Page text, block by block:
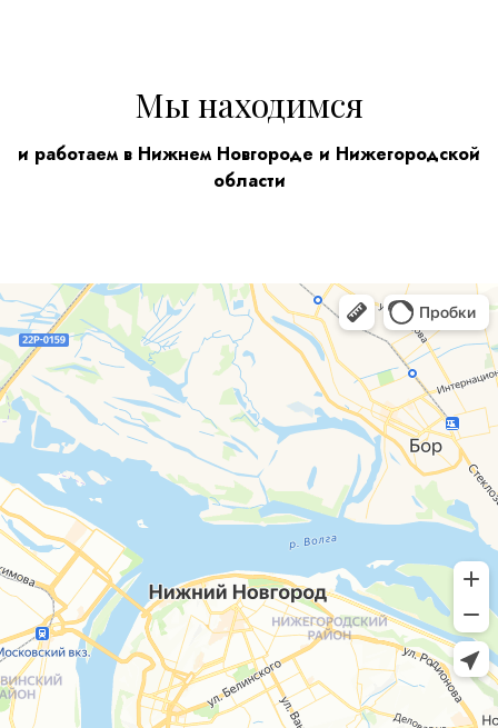
Мы находимся
и работаем в Нижнем Новгороде и Нижегородской
области